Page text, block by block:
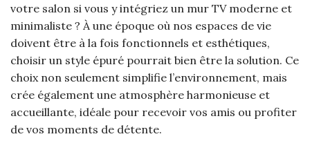
votre salon si vous y intégriez un mur TV moderne et
minimaliste ? À une époque où nos espaces de vie
doivent être à la fois fonctionnels et esthétiques,
choisir un style épuré pourrait bien être la solution. Ce
choix non seulement simplifie l’environnement, mais
crée également une atmosphère harmonieuse et
accueillante, idéale pour recevoir vos amis ou profiter
de vos moments de détente.